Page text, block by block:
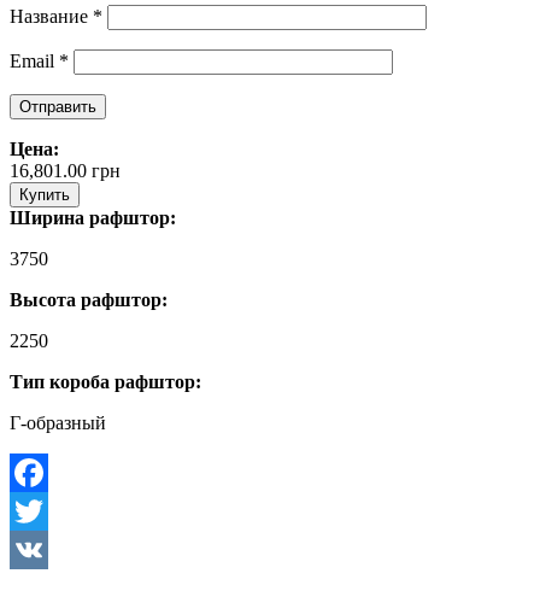
Название *
Email *
Цена:
16,801.00 грн
Купить
Ширина рафштор:
3750
Высота рафштор:
2250
Тип короба рафштор:
Г-образный
Facebook
Twitter